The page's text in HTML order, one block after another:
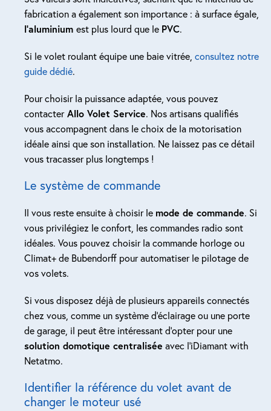
fabrication a également son importance : à surface égale,
l’aluminium est plus lourd que le PVC.
Si le volet roulant équipe une baie vitrée, consultez notre
guide dédié.
Pour choisir la puissance adaptée, vous pouvez
contacterAllo Volet Service. Nos artisans qualifiés
vous accompagnent dans le choix de la motorisation
idéale ainsi que son installation. Ne laissez pas ce détail
vous tracasser plus longtemps !
Le système de commande
Il vous reste ensuite à choisir le mode de commande. Si
vous privilégiez le confort, les commandes radio sont
idéales. Vous pouvez choisir la commande horloge ou
Climat+ de Bubendorff pour automatiser le pilotage de
vos volets.
Si vous disposez déjà de plusieurs appareils connectés
chez vous, comme un système d’éclairage ou une porte
de garage, il peut être intéressant d’opter pour une
solution domotique centralisée avec l’iDiamant with
Netatmo.
Identifier la référence du volet avant de
changer le moteur usé